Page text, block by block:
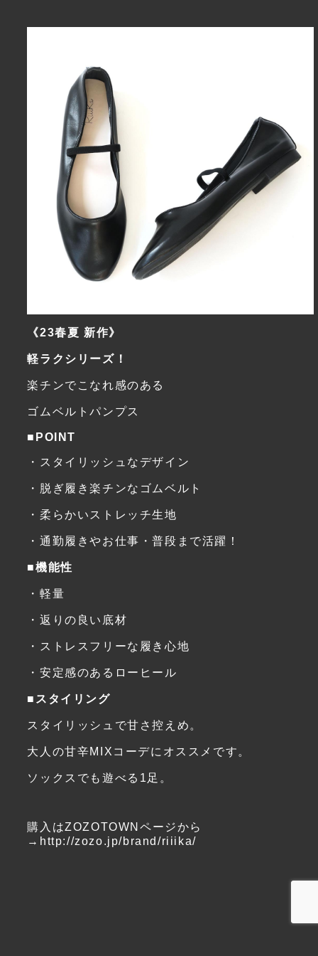
《23春夏 新作》
軽ラクシリーズ！
楽チンでこなれ感のある
ゴムベルトパンプス
■POINT
・スタイリッシュなデザイン
・脱ぎ履き楽チンなゴムベルト
・柔らかいストレッチ生地
・通勤履きやお仕事・普段まで活躍！
■機能性
・軽量
・返りの良い底材
・ストレスフリーな履き心地
・安定感のあるローヒール
■スタイリング
スタイリッシュで甘さ控えめ。
大人の甘辛MIXコーデにオススメです。
ソックスでも遊べる1足。
購入はZOZOTOWNページから
→ http://zozo.jp/brand/riiika/